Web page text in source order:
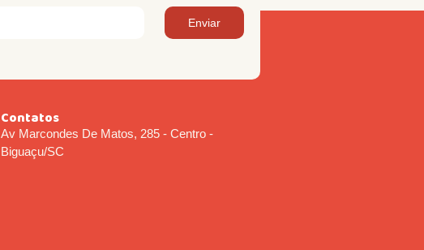
Enviar
Contatos
Av Marcondes De Matos, 285 - Centro -
Biguaçu/SC